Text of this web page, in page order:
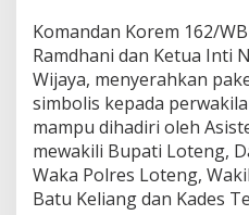
a
g
i
S
e
m
b
k
o
Komandan Korem 162/
Ramdhani dan Ketua Inti
Wijaya, menyerahkan
simbolis kepada
mampu dihadiri oleh
mewakili Bupati Loteng,
Waka Polres Loteng,
Batu Keliang dan Kades